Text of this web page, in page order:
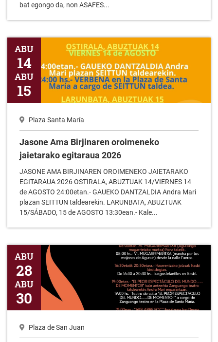
Jasone Ama Birjinaren oroimeneko jaietarako egitaraua 2026
14
ABU
15
jaietarako egitaraua 2026
EGITARAUA 2026 OSTIRALA, ABUZTUAK 14/VIERNES 14
de AGOSTO 24:00etan.- GAUEKO DANTZALDIA Andra Mari
plazan SEITTUN taldearekin. LARUNBATA, ABUZTUAK
15/SÁBADO, 15 de AGOSTO 13:30ean.- Kale...
Lepamostutako Jon deuna 2026
28
ABU
30